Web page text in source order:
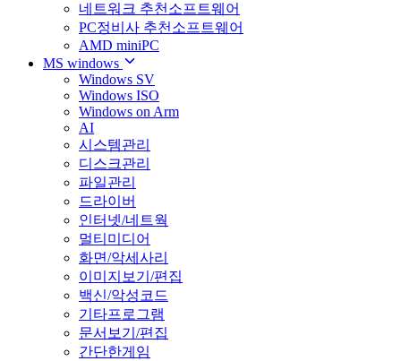
네트워크 추천소프트웨어
PC정비사 추천소프트웨어
AMD miniPC
MS windows
Windows SV
Windows ISO
Windows on Arm
AI
시스템관리
디스크관리
파일관리
드라이버
인터넷/네트웍
멀티미디어
화면/악세사리
이미지보기/편집
백신/악성코드
기타프로그램
문서보기/편집
간단한게임